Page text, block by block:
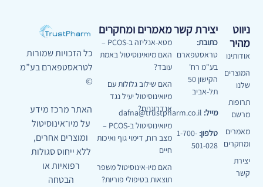
ניווט
מהיר
אודותינו
המוצרים
שלנו
תרופות
מרשם
מאמרים
ומחקרים
יצירת
קשר
יצירת קשר
כתובת:
טראסטפארם
בע"מ רח'
הקישון 50
תל-אביב
מייל:
טלפון: 1-700-
501-028
מאמרים ומחקרים
מטא-אנליזה ב-PCOS –
האם מיואינוסיטול באמת
עובד?
האם שילוב גלולות עם
מיואינוסיטול יעיל נגד
אנדרוגנים?
מיואינוסיטול ב-PCOS –
מצב רוח, דימוי גוף ואיכות
חיים
האם מיו-אינוסיטול משפר
תוצאות בטיפולי פוריות?
כל הזכויות שמורות
לטראסטפארם בע”מ
©
האתר מרכז מידע
על מיו־אינוסיטול
ומוצרים אחרים,
ללא ייחוס סגולות
רפואיות או
הבטחה